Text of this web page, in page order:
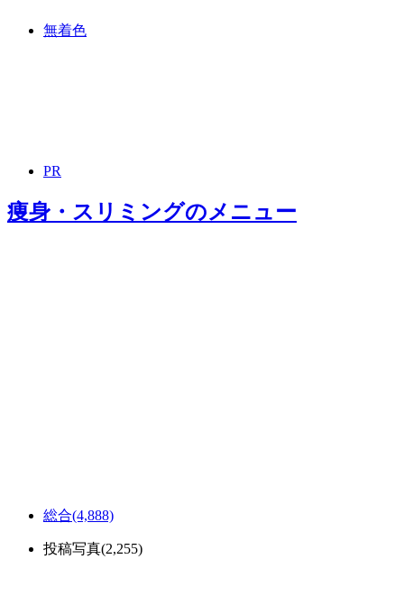
無着色
PR
痩身・スリミングのメニュー
総合(4,888)
投稿写真(2,255)